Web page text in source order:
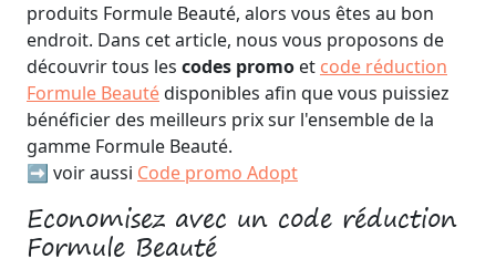
produits Formule Beauté, alors vous êtes au bon
endroit. Dans cet article, nous vous proposons de
découvrir tous les codes promo et code réduction
Formule Beautédisponibles afin que vous puissiez
bénéficier des meilleurs prix sur l'ensemble de la
gamme Formule Beauté.
➡️ voir aussi Code promo Adopt
Economisez avec un code réduction
Formule Beauté